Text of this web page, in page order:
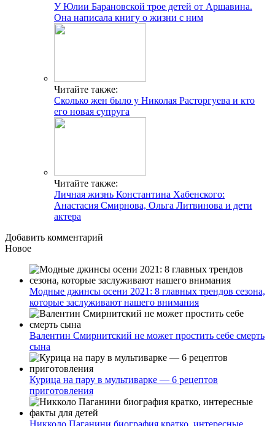
У Юлии Барановской трое детей от Аршавина.
Она написала книгу о жизни с ним
Читайте также:
Сколько жен было у Николая Расторгуева и кто
его новая супруга
Читайте также:
Личная жизнь Константина Хабенского:
Анастасия Смирнова, Ольга Литвинова и дети
актера
Добавить комментарий
Новое
Модные джинсы осени 2021: 8 главных трендов сезона,
которые заслуживают нашего внимания
Валентин Смирнитский не может простить себе смерть
сына
Курица на пару в мультиварке — 6 рецептов
приготовления
Никколо Паганини биография кратко, интересные